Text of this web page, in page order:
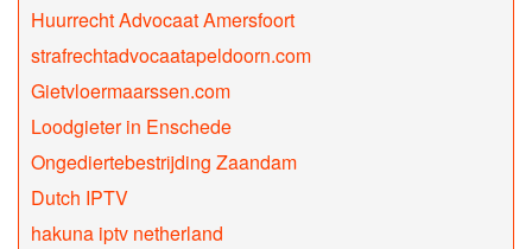
Huurrecht Advocaat Amersfoort
strafrechtadvocaatapeldoorn.com
Gietvloermaarssen.com
Loodgieter in Enschede
Ongediertebestrijding Zaandam
Dutch IPTV
hakuna iptv netherland